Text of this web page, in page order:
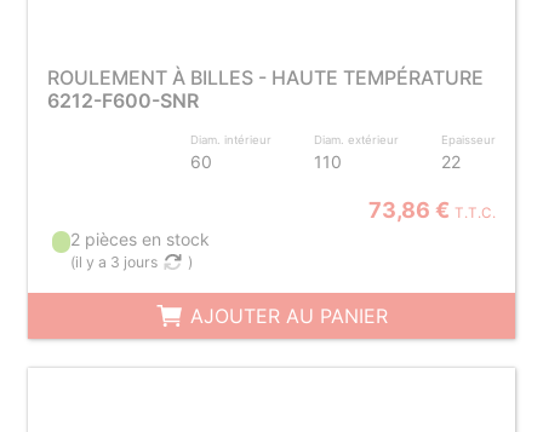
ROULEMENT À BILLES - HAUTE TEMPÉRATURE
6212-F600-SNR
Diam. intérieur
60
Diam. extérieur
110
Epaisseur
22
73,86 € T.T.C.
2 pièces en stock
(il y a 3 jours )
AJOUTER AU PANIER